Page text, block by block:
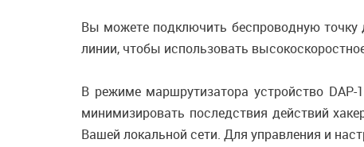
Вы можете подключить беспроводную точку
линии, чтобы использовать
В режиме маршрутизатора устройство
минимизировать последствия действий
Вашей локальной сети. Для управления и